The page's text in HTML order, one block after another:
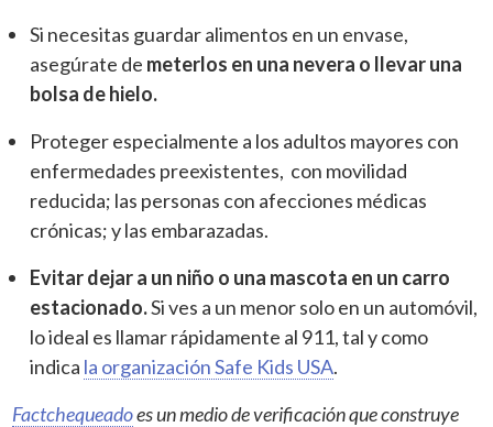
Si necesitas guardar alimentos en un envase,
asegúrate de meterlos en una nevera o llevar una
bolsa de hielo.
Proteger especialmente a los adultos mayores con
enfermedades preexistentes, con movilidad
reducida; las personas con afecciones médicas
crónicas; y las embarazadas.
Evitar dejar a un niño o una mascota en un carro
estacionado.Si ves a un menor solo en un automóvil,
lo ideal es llamar rápidamente al 911, tal y como
indica la organización Safe Kids USA.
Factchequeadoes un medio de verificación que construye